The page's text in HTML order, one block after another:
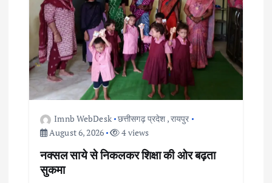
Imnb WebDesk छत्तीसगढ़ प्रदेश ,रायपुर
August 6, 2026
4 views
नक्सल साये से निकलकर शिक्षा की ओर बढ़ता
सुकमा